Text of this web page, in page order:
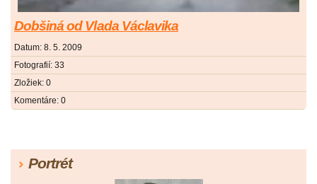
Dobšiná od Vlada Václavika
Datum: 8. 5. 2009
Fotografií: 33
Zložiek: 0
Komentáre: 0
Portrét